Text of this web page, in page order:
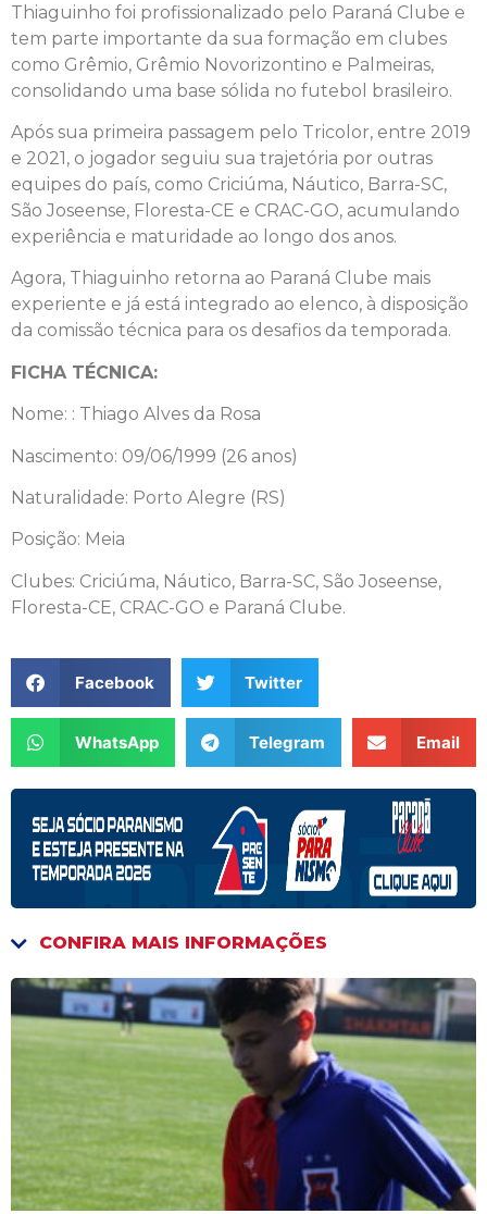
Thiaguinho foi profissionalizado pelo Paraná Clube e
tem parte importante da sua formação em clubes
como Grêmio, Grêmio Novorizontino e Palmeiras,
consolidando uma base sólida no futebol brasileiro.
Após sua primeira passagem pelo Tricolor, entre 2019
e 2021, o jogador seguiu sua trajetória por outras
equipes do país, como Criciúma, Náutico, Barra-SC,
São Joseense, Floresta-CE e CRAC-GO, acumulando
experiência e maturidade ao longo dos anos.
Agora, Thiaguinho retorna ao Paraná Clube mais
experiente e já está integrado ao elenco, à disposição
da comissão técnica para os desafios da temporada.
FICHA TÉCNICA:
Nome: : Thiago Alves da Rosa
Nascimento: 09/06/1999 (26 anos)
Naturalidade: Porto Alegre (RS)
Posição: Meia
Clubes: Criciúma, Náutico, Barra-SC, São Joseense,
Floresta-CE, CRAC-GO e Paraná Clube.
Facebook Twitter
WhatsApp Telegram Email
CONFIRA MAIS INFORMAÇÕES